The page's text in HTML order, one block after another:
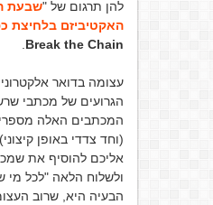
להן תרגום של "שבעת
האקטיביזם בלחיצת
Break the Chain
עצומה בדואר
הגרועים של מכתבי
המכתבים האלה
(וחד צדדי באופן
אליכם להוסיף את
ולשלוח הלאה "לכל מי
הבעיה היא, שרוב